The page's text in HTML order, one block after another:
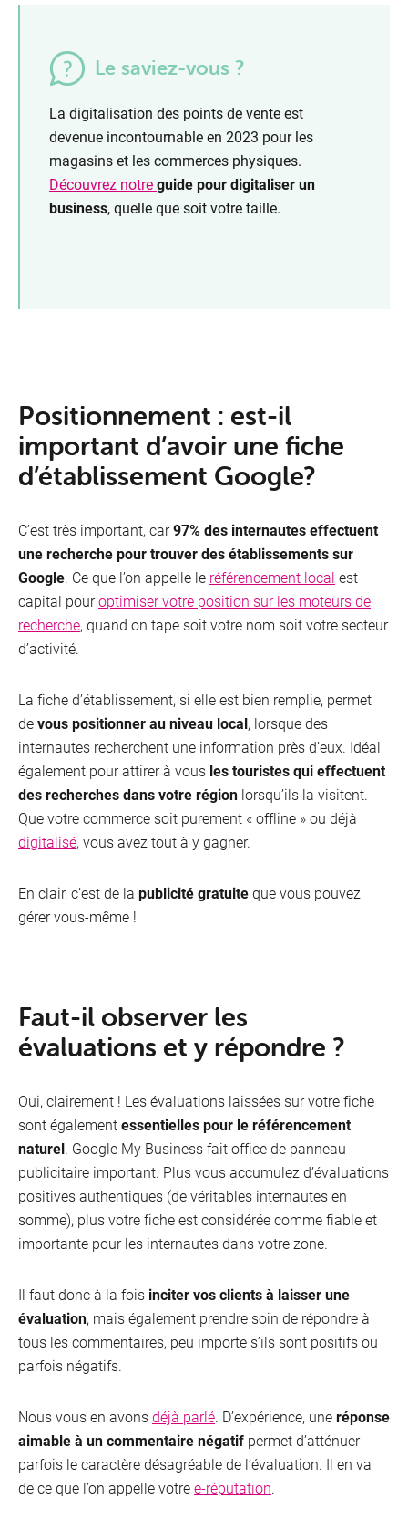
Le saviez-vous ?
La digitalisation des points de vente est
devenue incontournable en 2023 pour les
magasins et les commerces physiques.
Découvrez notreguide pour digitaliser un
business, quelle que soit votre taille.
Positionnement : est-il
important d’avoir une fiche
d’établissement Google?
C’est très important, car97% des internautes effectuent
une recherche pour trouver des établissements sur
Google. Ce que l’on appelle le référencement local est
capital pouroptimiser votre position sur les moteurs de
recherche, quand on tape soit votre nom soit votre secteur
d’activité.
La fiche d’établissement, si elle est bien remplie, permet
devous positionner au niveau local, lorsque des
internautes recherchent une information près d’eux. Idéal
également pour attirer à vous les touristes qui effectuent
des recherches dans votre région lorsqu’ils la visitent.
Que votre commerce soit purement « offline » ou déjà
digitalisé, vous avez tout à y gagner.
En clair, c’est de la publicité gratuiteque vous pouvez
gérer vous-même !
Faut-il observer les
évaluations et y répondre ?
Oui, clairement ! Les évaluations laissées sur votre fiche
sont égalementessentielles pour le référencement
naturel. Google My Business fait office de panneau
publicitaire important. Plus vous accumulez d’évaluations
positives authentiques (de véritables internautes en
somme), plus votre fiche est considérée comme fiable et
importante pour les internautes dans votre zone.
Il faut donc à la fois inciter vos clients à laisser une
évaluation, mais également prendre soin de répondre à
tous les commentaires, peu importe s’ils sont positifs ou
parfois négatifs.
Nous vous en avonsdéjà parlé. D’expérience, uneréponse
aimable à un commentaire négatif permet d’atténuer
parfois le caractère désagréable de l’évaluation. Il en va
de ce que l’on appelle votree-réputation.